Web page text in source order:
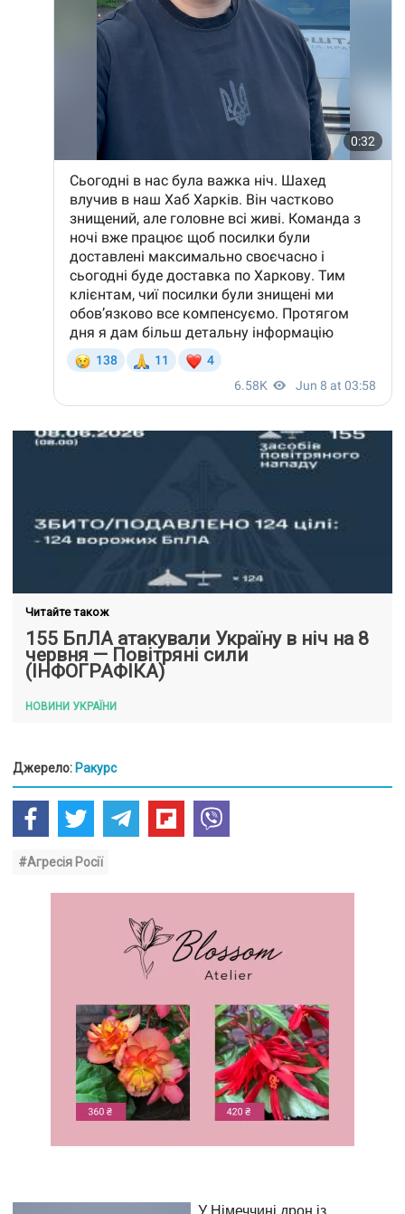
Читайте також
155 БпЛА атакували Україну в ніч на 8
червня — Повітряні сили
(ІНФОГРАФІКА)
НОВИНИ УКРАЇНИ
Джерело: Ракурс
#Агресія Росії